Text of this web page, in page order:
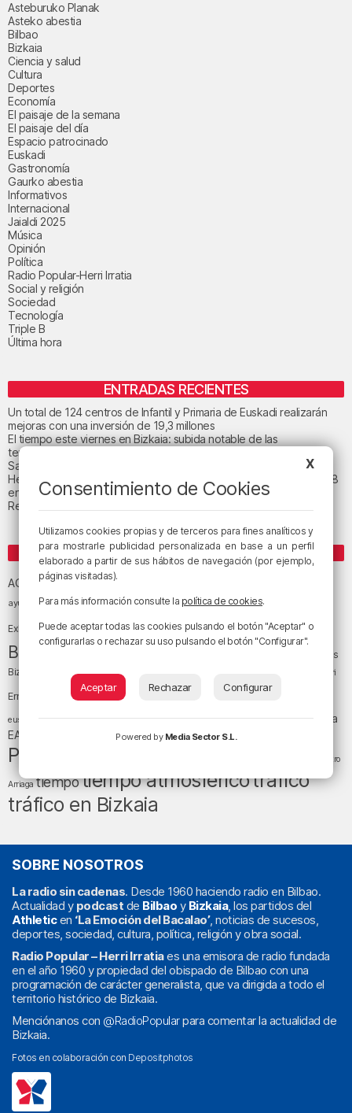
Asteburuko Planak
Asteko abestia
Bilbao
Bizkaia
Ciencia y salud
Cultura
Deportes
Economía
El paisaje de la semana
El paisaje del día
Espacio patrocinado
Euskadi
Gastronomía
Gaurko abestia
Informativos
Internacional
Jaialdi 2025
Música
Opinión
Política
Radio Popular-Herri Irratia
Social y religión
Sociedad
Tecnología
Triple B
Última hora
ENTRADAS RECIENTES
Un total de 124 centros de Infantil y Primaria de Euskadi realizarán
mejoras con una inversión de 19,3 millones
El tiempo este viernes en Bizkaia: subida notable de las
temperaturas máximas
San Juan de Gaztelugatxe cerrará el día del eclipse
Heridas dos personas en un accidente entre tres vehículos en la A8
en Muskiz
Recuperado el cuerpo sin vida de una mujer en la ría de Bilbao
ETIQUETAS
ACB Athletic Club Athletic Club de Bilbao
ayuntamiento de Bilbao baloncesto Barakaldo Basauri BEC (Bilbao
Exhibition Center) BilbaoBilbao Basket Bizkaia
Bizkaia y sus comarcas cultura
Cáritas
Bizkaia
Diócesis de Bilbao Enkarterri
Ernesto Valverde Ertzaintza Euskadi (País Vasco)
euskera fiestas fútbol Gobierno vasco juanma jubera LaLiga LaLiga
EA Sports
música noticias Osakidetza
Política Teatro
Arriaga tiempotiempo atmosféricotráfico
tráfico en Bizkaia
SOBRE NOSOTROS
La radio sin cadenas. Desde 1960 haciendo radio en Bilbao.
Actualidad y podcast de Bilbao y Bizkaia, los partidos del
Athleticen ‘La Emoción del Bacalao’, noticias de sucesos,
deportes, sociedad, cultura, política, religión y obra social.
Radio Popular – Herri Irratiaes una emisora de radio fundada
en el año 1960 y propiedad del obispado de Bilbao con una
programación de carácter generalista, que va dirigida a todo el
territorio histórico de Bizkaia.
Menciónanos con @RadioPopularpara comentar la actualidad de
Bizkaia.
Fotos en colaboración con Depositphotos
X
Consentimiento de Cookies
Utilizamos cookies propias y de terceros para fines analíticos y
para mostrarle publicidad personalizada en base a un perfil
elaborado a partir de sus hábitos de navegación (por ejemplo,
páginas visitadas).
Para más información consulte la política de cookies.
Puede aceptar todas las cookies pulsando el botón "Aceptar" o
configurarlas o rechazar su uso pulsando el botón "Configurar".
Aceptar Rechazar Configurar
Powered by Media Sector S.L.